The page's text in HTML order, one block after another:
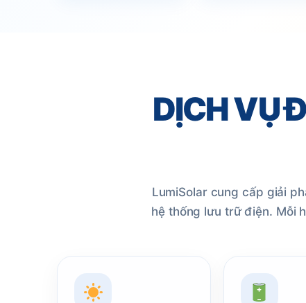
DỊCH VỤ
LumiSolar cung cấp giải
hệ thống lưu trữ điện. Mỗi